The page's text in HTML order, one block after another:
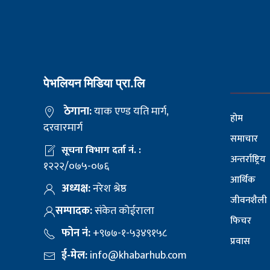
पेभलियन मिडिया प्रा.लि
ठेगाना:याक एण्ड यति मार्ग,
दरवारमार्ग
सूचना विभाग दर्ता नं. :
१२२२/०७५-०७६
अध्यक्ष:नरेश श्रेष्ठ
सम्पादक:संकेत कोईराला
फोन नं:+९७७-१-५३४९१५८
ई-मेल:info@khabarhub.com
होम
समाचार
अन्तर्राष्ट्रिय
आर्थिक
जीवनशैली
फिचर
प्रवास